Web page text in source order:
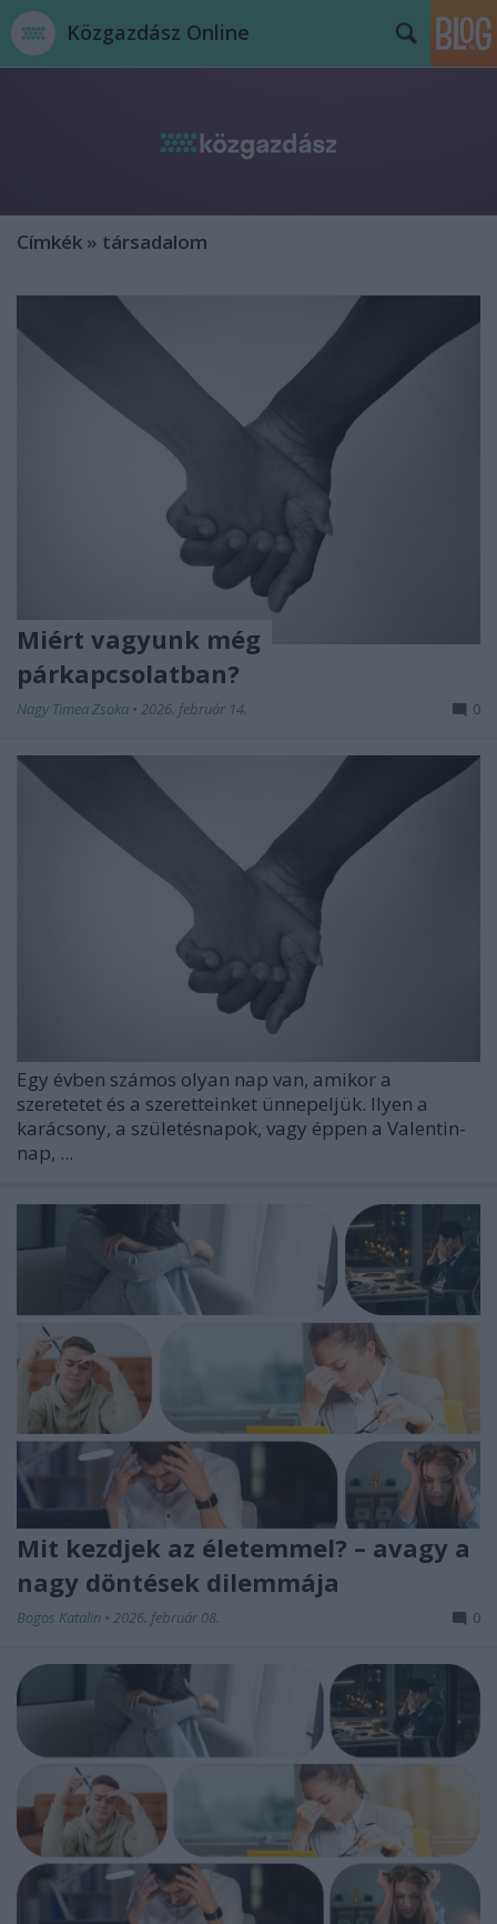
Közgazdász Online
Címkék » társadalom
Miért vagyunk még
párkapcsolatban?
Nagy Timea Zsoka • 2026. február 14. 0
Egy évben számos olyan nap van, amikor a
szeretetet és a szeretteinket ünnepeljük. Ilyen a
karácsony, a születésnapok, vagy éppen a Valentin-
nap, ...
Mit kezdjek az életemmel? – avagy a
nagy döntések dilemmája
Bogos Katalin • 2026. február 08. 0